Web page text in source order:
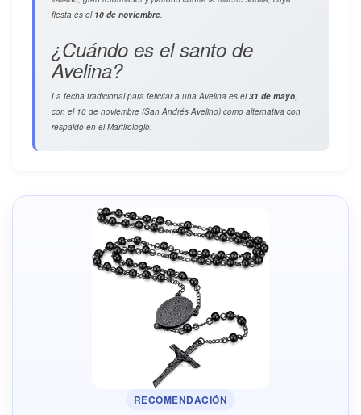
fiesta es el 10 de noviembre.
¿Cuándo es el santo de
Avelina?
La fecha tradicional para felicitar a una Avelina es el31 de mayo,
con el 10 de noviembre (San Andrés Avelino) como alternativa con
respaldo en el Martirologio.
RECOMENDACIÓN